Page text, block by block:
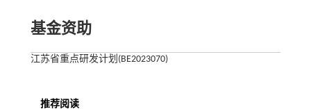
基金资助
江苏省重点研发计划(BE2023070)